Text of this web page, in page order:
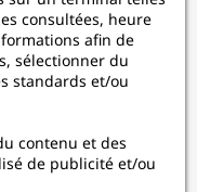
consultées, heure
afin de
sélectionner du
standards et/ou
contenu et des
de publicité et/ou